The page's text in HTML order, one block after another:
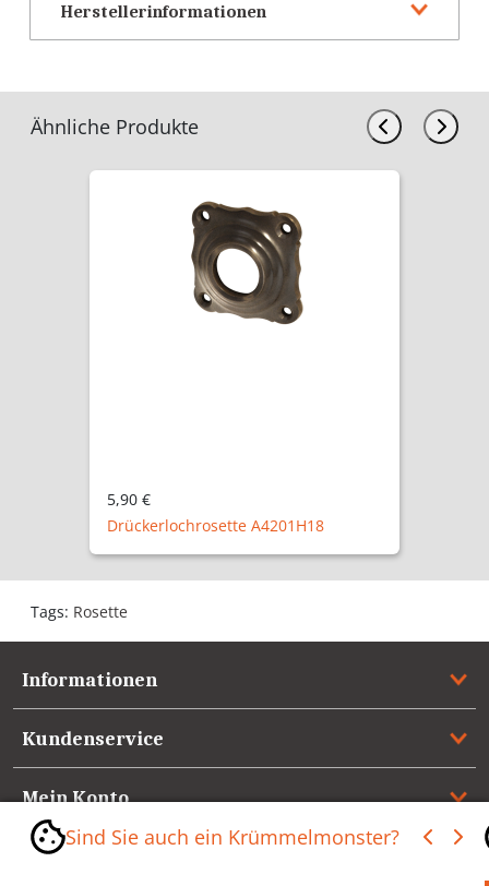
Herstellerinformationen
Ähnliche Produkte
5,90 €
Drückerlochrosette A4201H18
Tags: Rosette
Informationen
Kundenservice
Mein Konto
Referenzen
Sind Sie auch ein Krümmelmonster?